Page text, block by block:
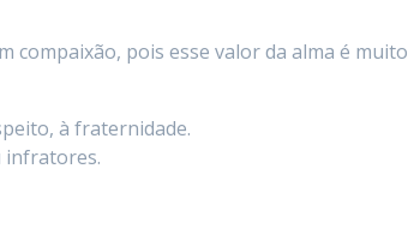
compaixão, pois esse valor da alma é muito
à fraternidade.
infratores.